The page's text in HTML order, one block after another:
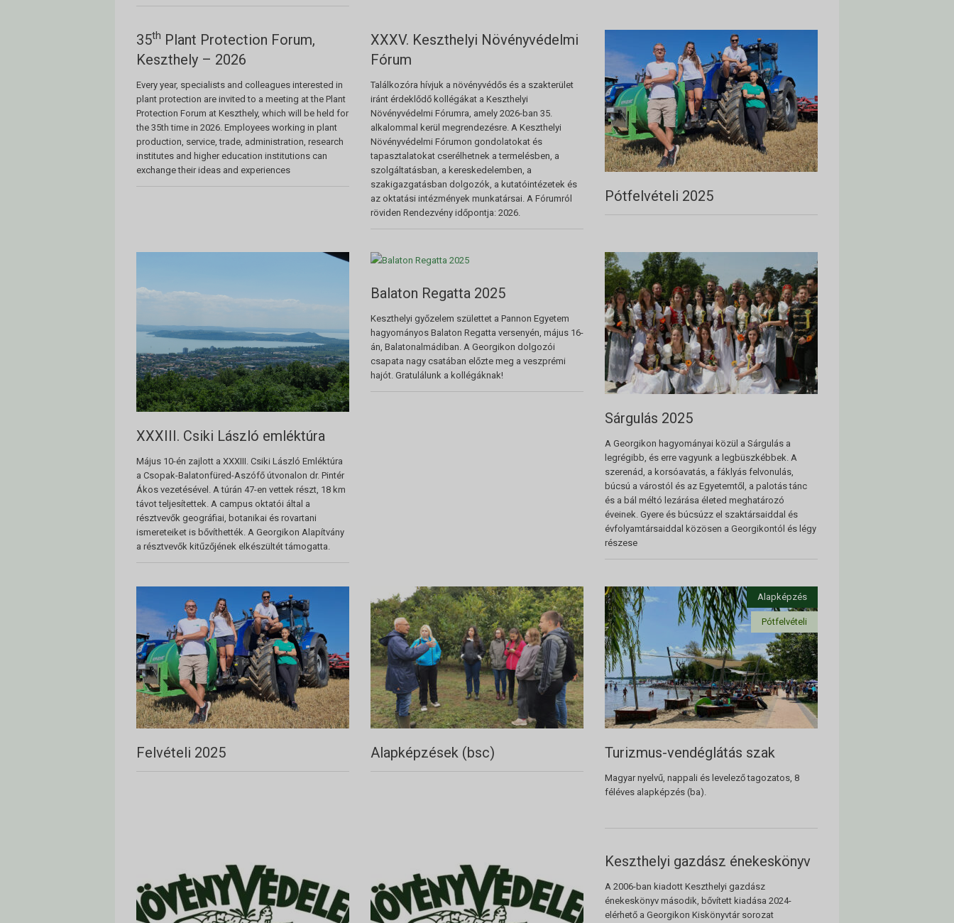
35th Plant Protection Forum,
Keszthely – 2026
Every year, specialists and colleagues interested in
plant protection are invited to a meeting at the Plant
Protection Forum at Keszthely, which will be held for
the 35th time in 2026. Employees working in plant
production, service, trade, administration, research
institutes and higher education institutions can
exchange their ideas and experiences
XXXV. Keszthelyi Növényvédelmi
Fórum
Találkozóra hívjuk a növényvédős és a szakterület
iránt érdeklődő kollégákat a Keszthelyi
Növényvédelmi Fórumra, amely 2026-ban 35.
alkalommal kerül megrendezésre. A Keszthelyi
Növényvédelmi Fórumon gondolatokat és
tapasztalatokat cserélhetnek a termelésben, a
szolgáltatásban, a kereskedelemben, a
szakigazgatásban dolgozók, a kutatóintézetek és
az oktatási intézmények munkatársai. A Fórumról
röviden Rendezvény időpontja: 2026.
Pótfelvételi 2025
XXXIII. Csiki László emléktúra
Május 10-én zajlott a XXXIII. Csiki László Emléktúra
a Csopak-Balatonfüred-Aszófő útvonalon dr. Pintér
Ákos vezetésével. A túrán 47-en vettek részt, 18 km
távot teljesítettek. A campus oktatói által a
résztvevők geográfiai, botanikai és rovartani
ismereteiket is bővíthették. A Georgikon Alapítvány
a résztvevők kitűzőjének elkészültét támogatta.
Balaton Regatta 2025
Keszthelyi győzelem születtet a Pannon Egyetem
hagyományos Balaton Regatta versenyén, május 16-
án, Balatonalmádiban. A Georgikon dolgozói
csapata nagy csatában előzte meg a veszprémi
hajót. Gratulálunk a kollégáknak!
Sárgulás 2025
A Georgikon hagyományai közül a Sárgulás a
legrégibb, és erre vagyunk a legbüszkébbek. A
szerenád, a korsóavatás, a fáklyás felvonulás,
búcsú a várostól és az Egyetemtől, a palotás tánc
és a bál méltó lezárása életed meghatározó
éveinek. Gyere és búcsúzz el szaktársaiddal és
évfolyamtársaiddal közösen a Georgikontól és légy
részese
Felvételi 2025 Alapképzések (bsc) Turizmus-vendéglátás szak
Magyar nyelvű, nappali és levelező tagozatos, 8
féléves alapképzés (ba).
Keszthelyi gazdász énekeskönyv
A 2006-ban kiadott Keszthelyi gazdász
énekeskönyv második, bővített kiadása 2024-
elérhető a Georgikon Kiskönyvtár sorozat